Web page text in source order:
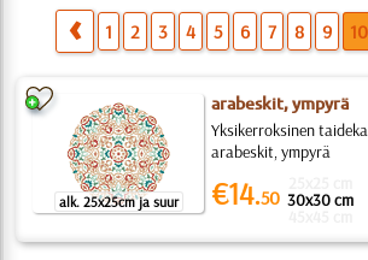
1 2 3 4 5 6 7 8 9 10
alk. 25x25cm ja suur
arabeskit, ympyrä
Yksikerroksinen
arabeskit, ympyrä
€14.50 30x30 cm